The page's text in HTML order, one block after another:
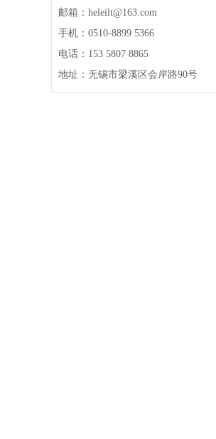
邮箱：heleilt@163.com
手机：0510-8899 5366
电话：153 5807 8865
地址：无锡市梁溪区会岸路90号